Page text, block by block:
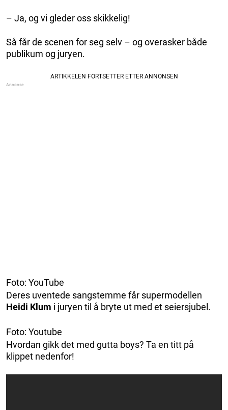
– Ja, og vi gleder oss skikkelig!
Så får de scenen for seg selv – og overasker både
publikum og juryen.
Foto: YouTube
Deres uventede sangstemme får supermodellen
Heidi Klum i juryen til å bryte ut med et seiersjubel.
Foto: Youtube
Hvordan gikk det med gutta boys? Ta en titt på
klippet nedenfor!